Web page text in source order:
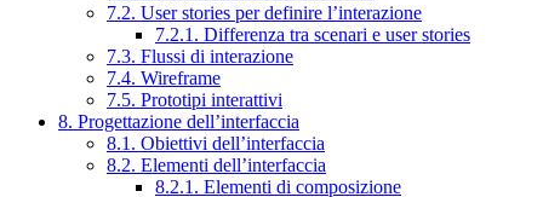
7.2. User stories per definire l’interazione
7.2.1. Differenza tra scenari e user stories
7.3. Flussi di interazione
7.4. Wireframe
7.5. Prototipi interattivi
8. Progettazione dell’interfaccia
8.1. Obiettivi dell’interfaccia
8.2. Elementi dell’interfaccia
8.2.1. Elementi di composizione